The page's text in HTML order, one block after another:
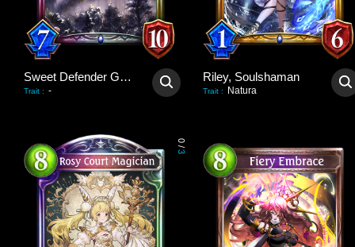
Sweet Defender Golem
Trait : -
Riley, Soulshaman
Trait : Natura
0
/
3